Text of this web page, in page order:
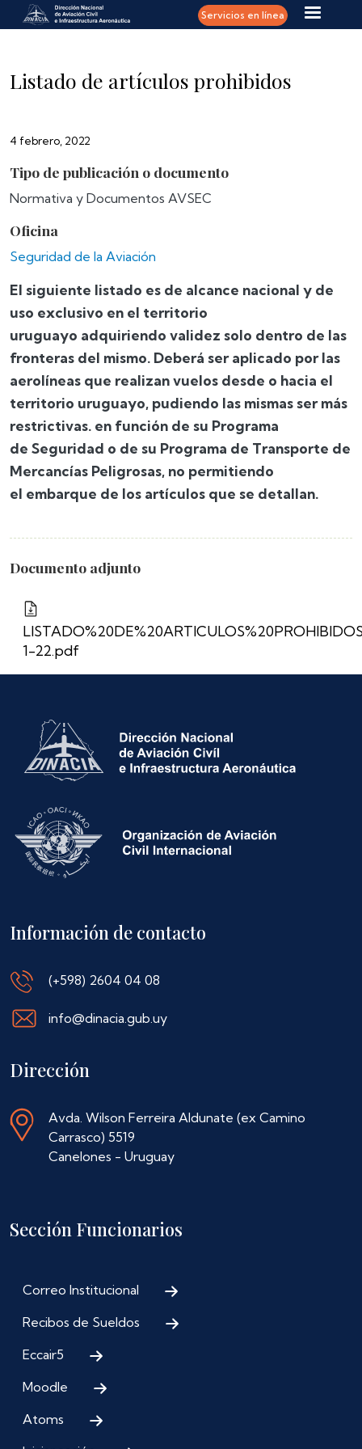
Pasar al contenido principal Servicios en línea
Listado de artículos prohibidos
4 febrero, 2022
Tipo de publicación o documento
Normativa y Documentos AVSEC
Oficina
Seguridad de la Aviación
El siguiente listado es de alcance nacional y de
uso exclusivo en el territorio
uruguayo adquiriendo validez solo dentro de las
fronteras del mismo. Deberá ser aplicado por las
aerolíneas que realizan vuelos desde o hacia el
territorio uruguayo, pudiendo las mismas ser más
restrictivas. en función de su Programa
de Seguridad o de su Programa de Transporte de
Mercancías Peligrosas, no permitiendo
el embarque de los artículos que se detallan.
Documento adjunto
1-22.pdf
Información de contacto
(+598) 2604 04 08
info@dinacia.gub.uy
Dirección
Avda. Wilson Ferreira Aldunate (ex Camino
Carrasco) 5519
Canelones - Uruguay
Sección Funcionarios
Correo Institucional
Recibos de Sueldos
Eccair5
Moodle
Atoms